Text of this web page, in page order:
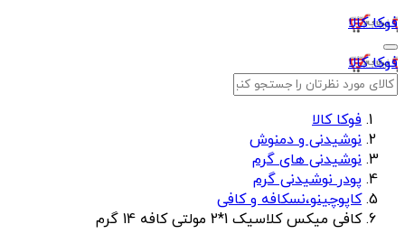
فوکا کالا
فوکا کالا
فوکا کالا
نوشیدنی و دمنوش
نوشیدنی های گرم
پودر نوشیدنی گرم
کاپوچینو،نسکافه و کافی
کافی میکس کلاسیک 1*2 مولتی کافه 14 گرم